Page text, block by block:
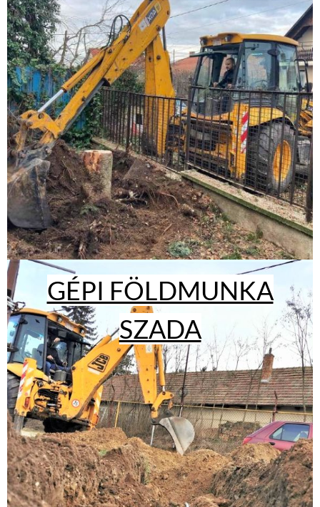
GÉPI FÖLDMUNKA
SZADA